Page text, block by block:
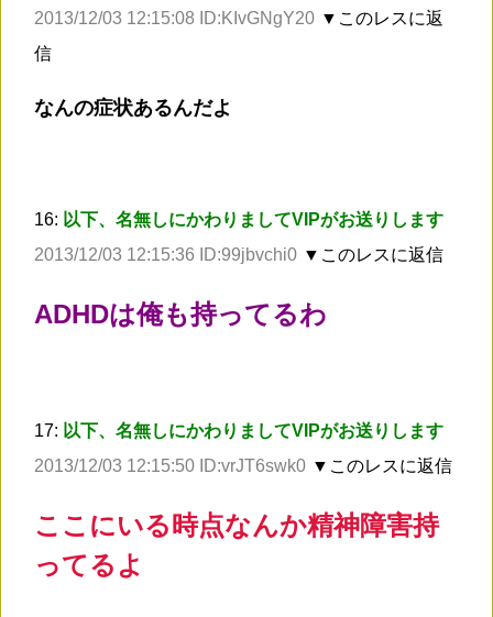
2013/12/03 12:15:08 ID:KIvGNgY20 ▼このレスに返
信
なんの症状あるんだよ
16: 以下、名無しにかわりましてVIPがお送りします
2013/12/03 12:15:36 ID:99jbvchi0 ▼このレスに返信
ADHDは俺も持ってるわ
17: 以下、名無しにかわりましてVIPがお送りします
2013/12/03 12:15:50 ID:vrJT6swk0 ▼このレスに返信
ここにいる時点なんか精神障害持
ってるよ